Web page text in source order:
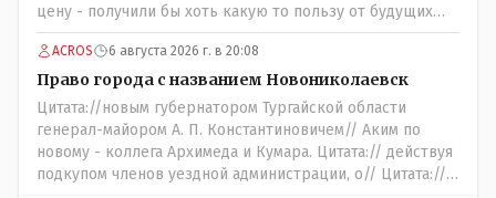
цену - получили бы хоть какую то пользу от будущих
депутатов, как говориться- с паршивой овцы хоть
шерсти клок, тем более эта тётенька платила бы не со
своего кармана, а с халявных, партийных денег.- думаю
сильно не торговалась бы.
ACROS 6 августа 2026 г. в 20:08
Право города с названием Новониколаевск
Цитата://новым губернатором Тургайской области
генерал-майором А. П. Константиновичем// Аким по
новому - коллега Архимеда и Кумара. Цитата:// действуя
подкупом членов уездной администрации, о// Цитата://